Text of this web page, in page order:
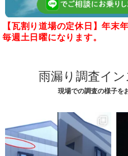
【瓦割り道場の定休日】年末
毎週土日曜になります。
雨漏り調査イ
現場での調査の様子を